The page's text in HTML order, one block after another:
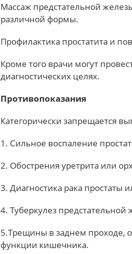
Массаж предстательной
различной формы.
Профилактика простатита и
Кроме того врачи могут
диагностических целях.
Противопоказания
Категорически запрещается
1. Сильное воспаление
2. Обострения уретрита или
3. Диагностика рака простаты
4. Туберкулез предстательной
5.Трещины в заднем проходе,
функции кишечника.